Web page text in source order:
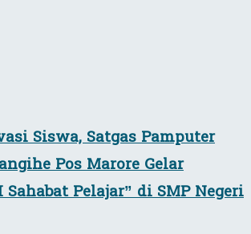
Siswa, Satgas Pamputer
Pos Marore Gelar
Pelajar” di SMP Negeri